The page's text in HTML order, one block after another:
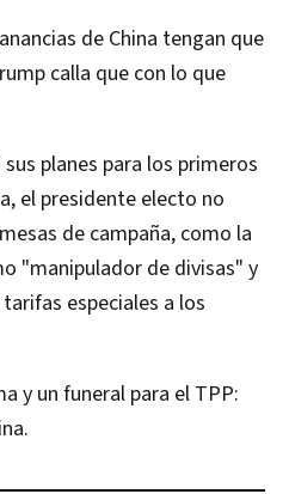
de China tengan que
calla que con lo que
planes para los primeros
el presidente electo no
de campaña, como la
"manipulador de divisas" y
especiales a los
y un funeral para el TPP: